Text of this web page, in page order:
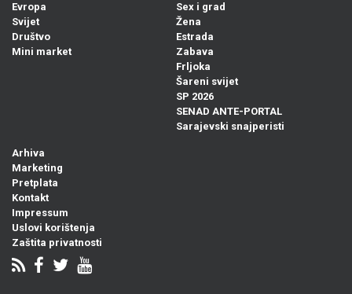
Evropa
Svijet
Društvo
Mini market
Sex i grad
Žena
Estrada
Zabava
Frljoka
Šareni svijet
SP 2026
SENAD ANTE-PORTAL
Sarajevski snajperisti
Arhiva
Marketing
Pretplata
Kontakt
Impressum
Uslovi korištenja
Zaštita privatnosti